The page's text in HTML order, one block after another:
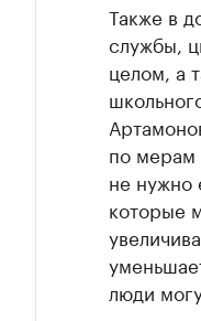
Также в
службы,
целом, а
по мерам
не нужно
которые
люди